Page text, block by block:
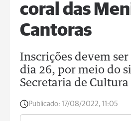
coral das
Cantoras
Inscrições devem ser
dia 26, por meio do
Secretaria de Cultura
Publicado: 17/08/2022, 11:05